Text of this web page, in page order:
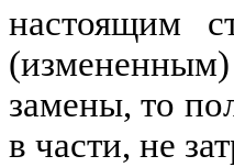
настоящим
замены, то
в части, не